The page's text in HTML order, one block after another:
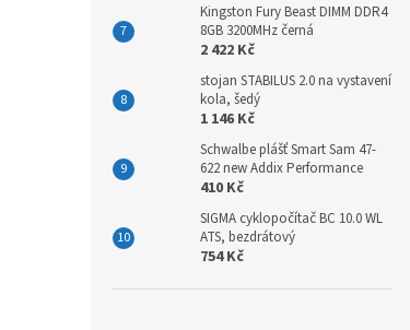
Kingston Fury Beast DIMM DDR4
8GB 3200MHz černá
2 422 Kč
stojan STABILUS 2.0 na vystavení
kola, šedý
1 146 Kč
Schwalbe plášť Smart Sam 47-
622 new Addix Performance
410 Kč
SIGMA cyklopočítač BC 10.0 WL
ATS, bezdrátový
754 Kč